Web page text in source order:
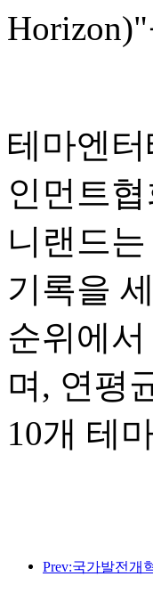
테마엔
인먼트
니랜드
기록을
순위에
며, 연평
10개 테